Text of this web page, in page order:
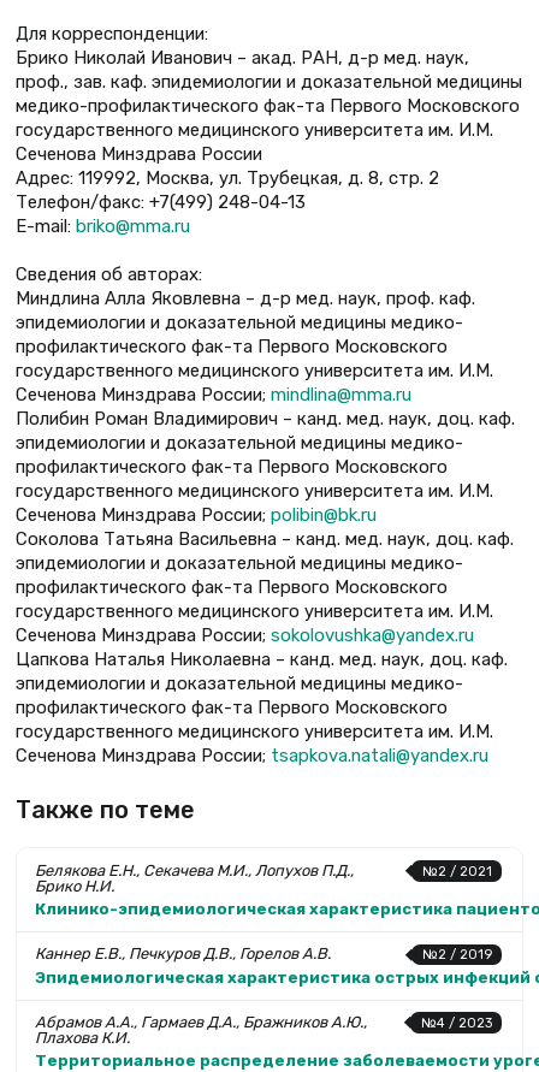
Для корреспонденции:
Брико Николай Иванович – акад. РАН, д-р мед. наук,
проф., зав. каф. эпидемиологии и доказательной медицины
медико-профилактического фак-та Первого Московского
государственного медицинского университета им. И.М.
Сеченова Минздрава России
Адрес: 119992, Москва, ул. Трубецкая, д. 8, стр. 2
Телефон/факс: +7(499) 248-04-13
Е-mail: briko@mma.ru
Сведения об авторах:
Миндлина Алла Яковлевна – д-р мед. наук, проф. каф.
эпидемиологии и доказательной медицины медико-
профилактического фак-та Первого Московского
государственного медицинского университета им. И.М.
Сеченова Минздрава России; mindlina@mma.ru
Полибин Роман Владимирович – канд. мед. наук, доц. каф.
эпидемиологии и доказательной медицины медико-
профилактического фак-та Первого Московского
государственного медицинского университета им. И.М.
Сеченова Минздрава России; polibin@bk.ru
Соколова Татьяна Васильевна – канд. мед. наук, доц. каф.
эпидемиологии и доказательной медицины медико-
профилактического фак-та Первого Московского
государственного медицинского университета им. И.М.
Сеченова Минздрава России; sokolovushka@yandex.ru
Цапкова Наталья Николаевна – канд. мед. наук, доц. каф.
эпидемиологии и доказательной медицины медико-
профилактического фак-та Первого Московского
государственного медицинского университета им. И.М.
Сеченова Минздрава России; tsapkova.natali@yandex.ru
Также по теме
№2 / 2021
Белякова Е.Н., Секачева М.И., Лопухов П.Д.,
Брико Н.И.
Клинико-эпидемиологическая характеристика
№2 / 2019
Каннер Е.В., Печкуров Д.В., Горелов А.В.
Эпиде­миологическая характеристика острых
№4 / 2023
Абрамов А.А., Гармаев Д.А., Бражников А.Ю.,
Плахова К.И.
Территориальное распределение заболеваемости